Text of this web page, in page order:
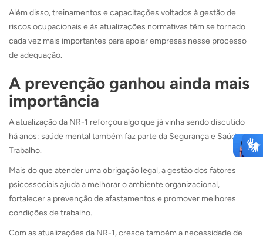
Além disso, treinamentos e capacitações voltados à gestão de
riscos ocupacionais e às atualizações normativas têm se tornado
cada vez mais importantes para apoiar empresas nesse processo
de adequação.
A prevenção ganhou ainda mais
importância
A atualização da NR-1 reforçou algo que já vinha sendo discutido
há anos: saúde mental também faz parte da Segurança e Saúde no
Trabalho.
Mais do que atender uma obrigação legal, a gestão dos fatores
psicossociais ajuda a melhorar o ambiente organizacional,
fortalecer a prevenção de afastamentos e promover melhores
condições de trabalho.
Com as atualizações da NR-1, cresce também a necessidade de